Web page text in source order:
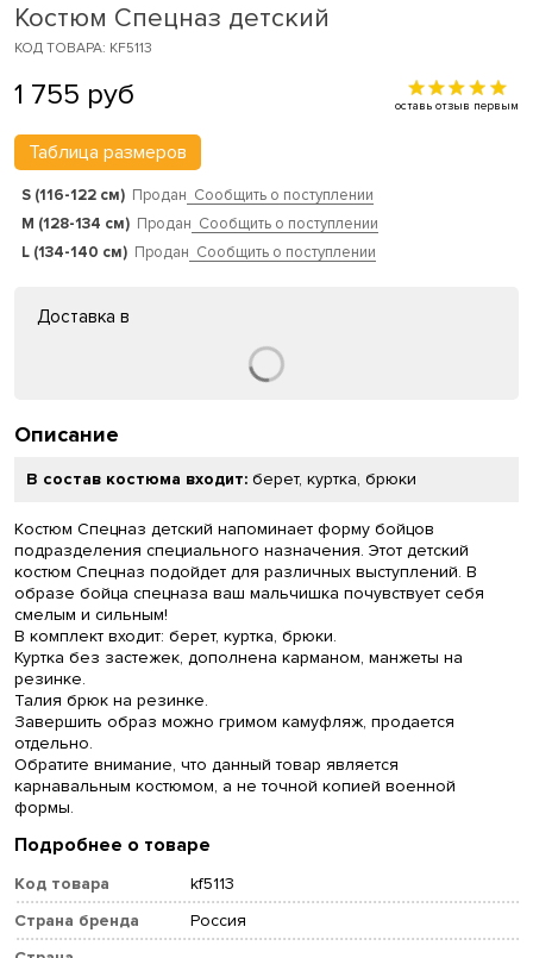
Костюм Спецназ детский
КОД ТОВАРА: KF5113
1 755 руб оставь отзыв первым
Таблица размеров
S (116-122 см) Продан Сообщить о поступлении
M (128-134 см) Продан Сообщить о поступлении
L (134-140 см) Продан Сообщить о поступлении
Доставка в
Описание
В состав костюма входит: берет, куртка, брюки
Костюм Спецназ детский напоминает форму бойцов
подразделения специального назначения. Этот детский
костюм Спецназ подойдет для различных выступлений. В
образе бойца спецназа ваш мальчишка почувствует себя
смелым и сильным!
В комплект входит: берет, куртка, брюки.
Куртка без застежек, дополнена карманом, манжеты на
резинке.
Талия брюк на резинке.
Завершить образ можно гримом камуфляж, продается
отдельно.
Обратите внимание, что данный товар является
карнавальным костюмом, а не точной копией военной
формы.
Подробнее о товаре
Код товара
kf5113
Страна бренда
Россия